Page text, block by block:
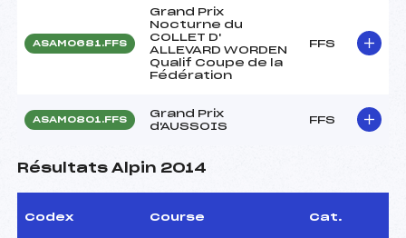
ASAM0681.FFS
Grand Prix
Nocturne du
COLLET D'
ALLEVARD WORDEN
Qualif Coupe de la
Fédération
FFS
ASAM0801.FFS
Grand Prix
d'AUSSOIS
FFS
Résultats Alpin 2014
Codex Course Cat.